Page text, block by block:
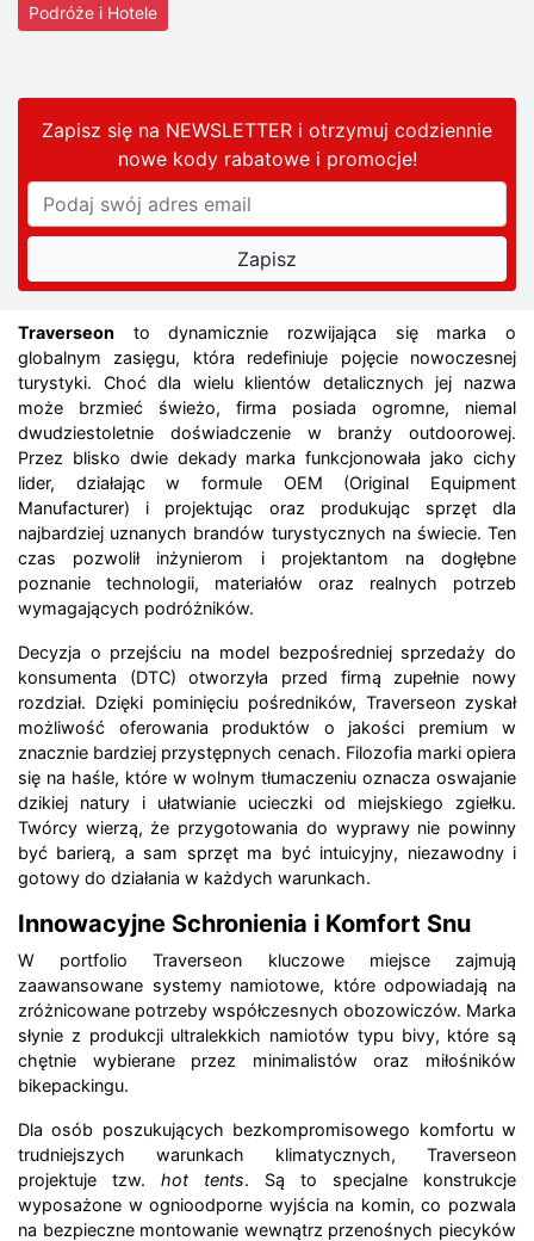
Podróże i Hotele
Zapisz się na NEWSLETTER i otrzymuj codziennie
nowe kody rabatowei promocje!
Traverseon to dynamicznie rozwijająca się marka o
globalnym zasięgu, która redefiniuje pojęcie nowoczesnej
turystyki. Choć dla wielu klientów detalicznych jej nazwa
może brzmieć świeżo, firma posiada ogromne, niemal
dwudziestoletnie doświadczenie w branży outdoorowej.
Przez blisko dwie dekady marka funkcjonowała jako cichy
lider, działając w formule OEM (Original Equipment
Manufacturer) i projektując oraz produkując sprzęt dla
najbardziej uznanych brandów turystycznych na świecie. Ten
czas pozwolił inżynierom i projektantom na dogłębne
poznanie technologii, materiałów oraz realnych potrzeb
wymagających podróżników.
Decyzja o przejściu na model bezpośredniej sprzedaży do
konsumenta (DTC) otworzyła przed firmą zupełnie nowy
rozdział. Dzięki pominięciu pośredników, Traverseon zyskał
możliwość oferowania produktów o jakości premium w
znacznie bardziej przystępnych cenach. Filozofia marki opiera
się na haśle, które w wolnym tłumaczeniu oznacza oswajanie
dzikiej natury i ułatwianie ucieczki od miejskiego zgiełku.
Twórcy wierzą, że przygotowania do wyprawy nie powinny
być barierą, a sam sprzęt ma być intuicyjny, niezawodny i
gotowy do działania w każdych warunkach.
Innowacyjne Schronienia i Komfort Snu
W portfolio Traverseon kluczowe miejsce zajmują
zaawansowane systemy namiotowe, które odpowiadają na
zróżnicowane potrzeby współczesnych obozowiczów. Marka
słynie z produkcji ultralekkich namiotów typu bivy, które są
chętnie wybierane przez minimalistów oraz miłośników
bikepackingu.
Dla osób poszukujących bezkompromisowego komfortu w
trudniejszych warunkach klimatycznych, Traverseon
projektuje tzw. hot tents. Są to specjalne konstrukcje
wyposażone w ognioodporne wyjścia na komin, co pozwala
na bezpieczne montowanie wewnątrz przenośnych piecyków